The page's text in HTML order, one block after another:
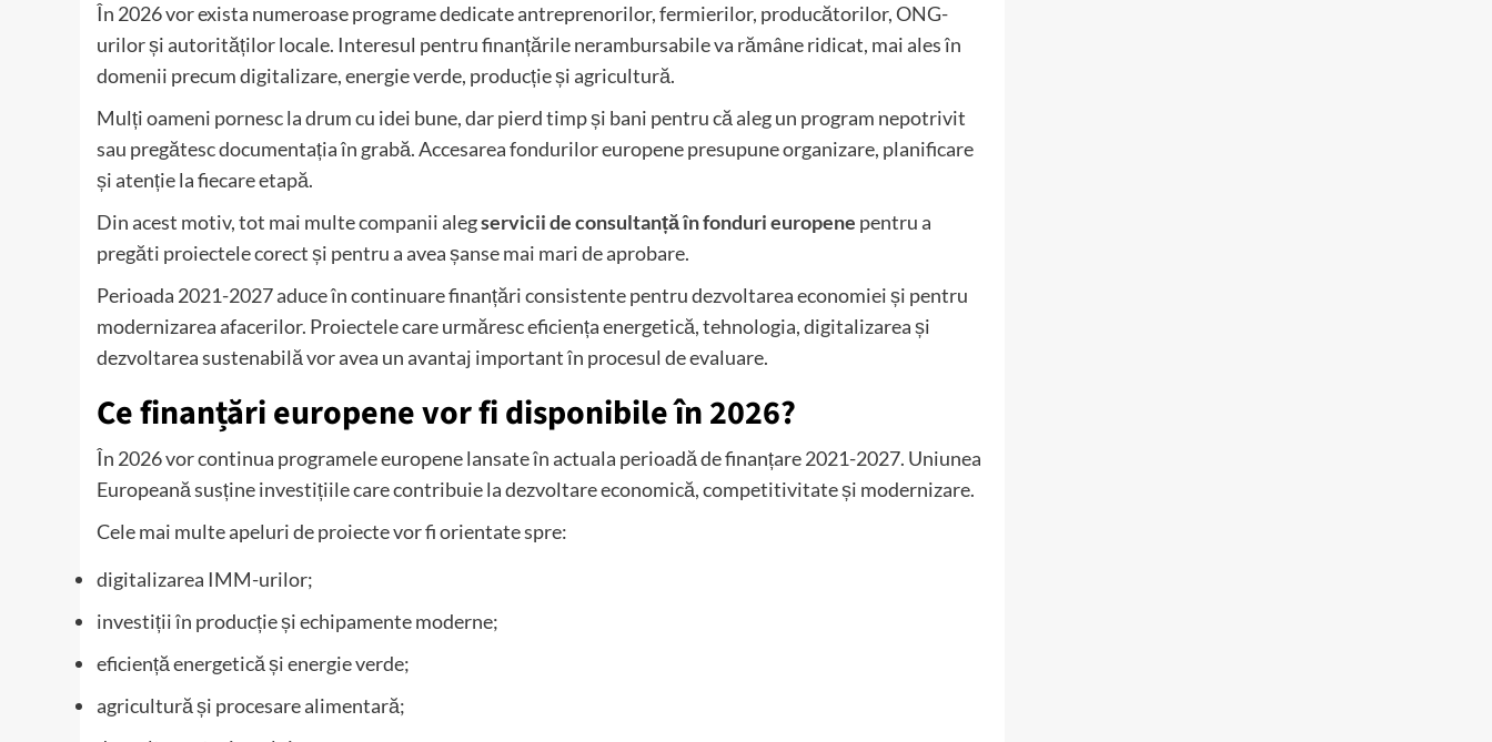
În 2026 vor exista numeroase programe dedicate antreprenorilor, fermierilor, producătorilor, ONG-
urilor și autorităților locale. Interesul pentru finanțările nerambursabile va rămâne ridicat, mai ales în
domenii precum digitalizare, energie verde, producție și agricultură.
Mulți oameni pornesc la drum cu idei bune, dar pierd timp și bani pentru că aleg un program nepotrivit
sau pregătesc documentația în grabă. Accesarea fondurilor europene presupune organizare, planificare
și atenție la fiecare etapă.
Din acest motiv, tot mai multe companii alegservicii de consultanță în fonduri europene pentru a
pregăti proiectele corect și pentru a avea șanse mai mari de aprobare.
Perioada 2021-2027 aduce în continuare finanțări consistente pentru dezvoltarea economiei și pentru
modernizarea afacerilor. Proiectele care urmăresc eficiența energetică, tehnologia, digitalizarea și
dezvoltarea sustenabilă vor avea un avantaj important în procesul de evaluare.
Ce finanțări europene vor fi disponibile în 2026?
În 2026 vor continua programele europene lansate în actuala perioadă de finanțare 2021-2027. Uniunea
Europeană susține investițiile care contribuie la dezvoltare economică, competitivitate și modernizare.
Cele mai multe apeluri de proiecte vor fi orientate spre:
digitalizarea IMM-urilor;
investiții în producție și echipamente moderne;
eficiență energetică și energie verde;
agricultură și procesare alimentară;